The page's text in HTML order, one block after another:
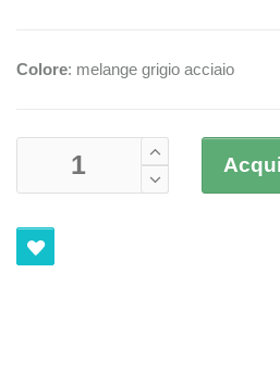
Colore: melange grigio acciaio